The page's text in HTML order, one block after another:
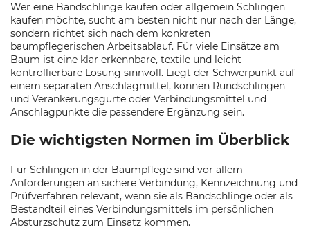
Wer eine Bandschlinge kaufen oder allgemein Schlingen
kaufen möchte, sucht am besten nicht nur nach der Länge,
sondern richtet sich nach dem konkreten
baumpflegerischen Arbeitsablauf. Für viele Einsätze am
Baum ist eine klar erkennbare, textile und leicht
kontrollierbare Lösung sinnvoll. Liegt der Schwerpunkt auf
einem separaten Anschlagmittel, können Rundschlingen
und Verankerungsgurte oder Verbindungsmittel und
Anschlagpunkte die passendere Ergänzung sein.
Die wichtigsten Normen im Überblick
Für Schlingen in der Baumpflege sind vor allem
Anforderungen an sichere Verbindung, Kennzeichnung und
Prüfverfahren relevant, wenn sie als Bandschlinge oder als
Bestandteil eines Verbindungsmittels im persönlichen
Absturzschutz zum Einsatz kommen.